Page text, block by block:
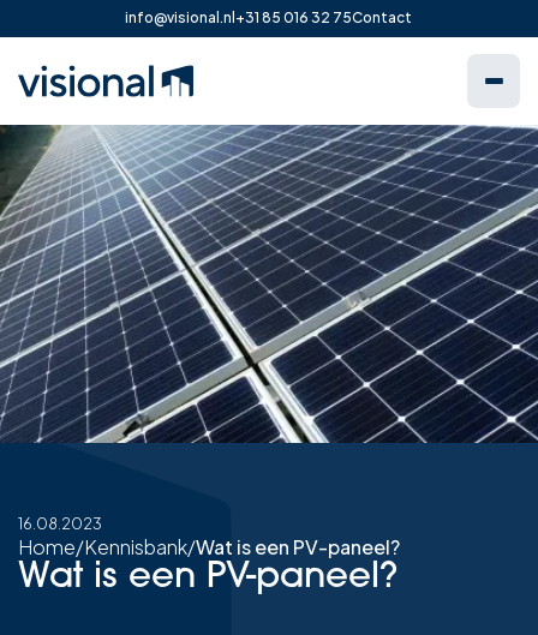
info@visional.nl +31 85 016 32 75Contact
16.08.2023
Home/Kennisbank/Wat is een PV-paneel?
Wat is een PV-paneel?